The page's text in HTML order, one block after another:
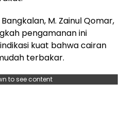
M. Zainul Qomar,
pengamanan ini
kuat bahwa cairan
terbakar.
to see content